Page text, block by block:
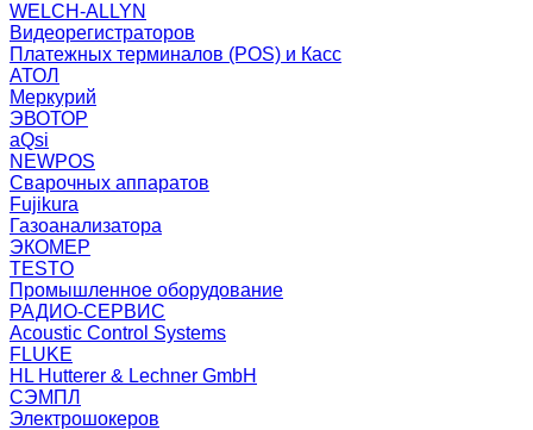
WELCH-ALLYN
Видеорегистраторов
Платежных терминалов (POS) и Касс
АТОЛ
Меркурий
ЭВОТОР
aQsi
NEWPOS
Сварочных аппаратов
Fujikura
Газоанализатора
ЭКОМЕР
TESTO
Промышленное оборудование
РАДИО-СЕРВИС
Acoustic Control Systems
FLUKE
HL Hutterer & Lechner GmbH
СЭМПЛ
Электрошокеров